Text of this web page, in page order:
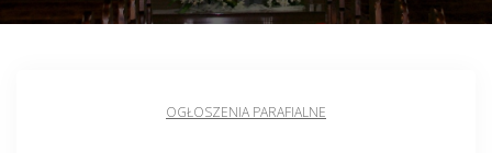
OGŁOSZENIA PARAFIALNE